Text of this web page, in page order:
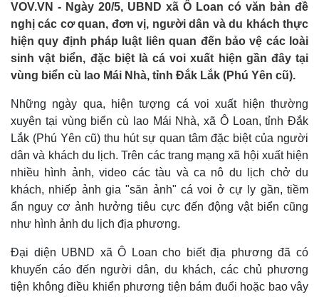
VOV.VN - Ngày 20/5, UBND xã Ô Loan có văn bản đề
nghị các cơ quan, đơn vị, người dân và du khách thực
hiện quy định pháp luật liên quan đến bảo vệ các loài
sinh vật biển, đặc biệt là cá voi xuất hiện gần đây tại
vùng biển cù lao Mái Nhà, tỉnh Đắk Lắk (Phú Yên cũ).
Những ngày qua, hiện tượng cá voi xuất hiện thường
xuyên tại vùng biển cù lao Mái Nhà, xã Ô Loan, tỉnh Đắk
Lắk (Phú Yên cũ) thu hút sự quan tâm đặc biệt của người
dân và khách du lịch. Trên các trang mạng xã hội xuất hiện
nhiều hình ảnh, video các tàu và ca nô du lịch chở du
khách, nhiếp ảnh gia "săn ảnh" cá voi ở cự ly gần, tiềm
ẩn nguy cơ ảnh hưởng tiêu cực đến động vật biển cũng
như hình ảnh du lịch địa phương.
Đại diện UBND xã Ô Loan cho biết địa phương đã có
khuyến cáo đến người dân, du khách, các chủ phương
tiện không điều khiển phương tiện bám đuổi hoặc bao vây